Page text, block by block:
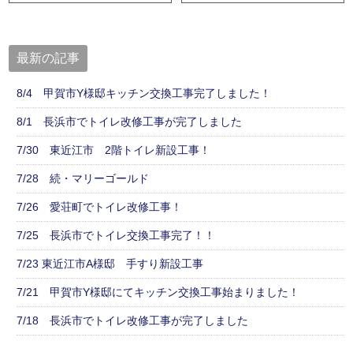
最新の記事
8/4 甲賀市Y様邸キッチン交換工事完了しました！
8/1 長浜市でトイレ改修工事が完了しました
7/30 東近江市 2階トイレ新設工事！
7/28 続・マリーゴールド
7/26 愛荘町でトイレ改修工事！
7/25 長浜市でトイレ交換工事完了！！
7/23 東近江市A様邸 手すり新設工事
7/21 甲賀市Y様邸にてキッチン交換工事始まりました！
7/18 長浜市でトイレ改修工事が完了しました